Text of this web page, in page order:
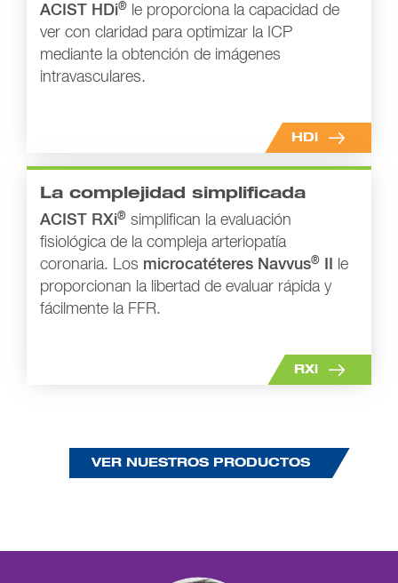
ACIST HDi®
le proporciona la capacidad de
ver con claridad para optimizar la ICP
mediante la obtención de imágenes
intravasculares.
HDi
La complejidad simplificada
ACIST RXi® simplifican la evaluación
fisiológica de la compleja arteriopatía
coronaria. Los microcatéteres Navvus®
le
proporcionan la libertad de evaluar rápida y
fácilmente la FFR.
RXi
VER NUESTROS PRODUCTOS